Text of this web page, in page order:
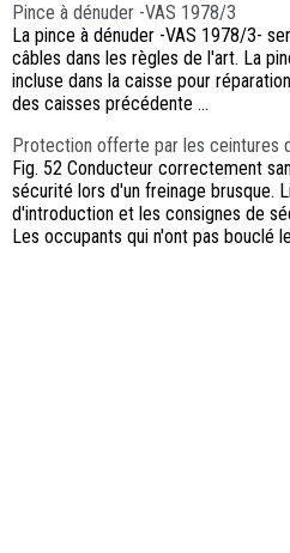
Pince à dénuder -VAS 1978/3
La pince à dénuder -VAS 1978/3-
câbles dans les règles de l'art. La
incluse dans la caisse pour
des caisses précédente ...
Protection offerte par les ceintures
Fig. 52 Conducteur correctement
sécurité lors d'un freinage brusque.
d'introduction et les consignes de
Les occupants qui n'ont pas bouclé